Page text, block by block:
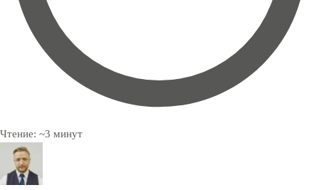
Чтение: ~3 минут